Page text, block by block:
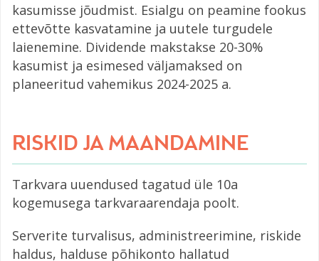
kasumisse jõudmist. Esialgu on peamine fookus
ettevõtte kasvatamine ja uutele turgudele
laienemine. Dividende makstakse 20-30%
kasumist ja esimesed väljamaksed on
planeeritud vahemikus 2024-2025 a.
RISKID JA MAANDAMINE
Tarkvara uuendused tagatud üle 10a
kogemusega tarkvaraarendaja poolt.
Serverite turvalisus, administreerimine, riskide
haldus, halduse põhikonto hallatud